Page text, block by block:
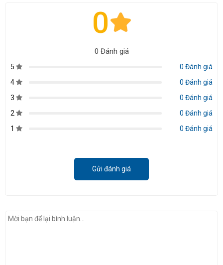
0
0 Đánh giá
5
0 Đánh giá
4
0 Đánh giá
3
0 Đánh giá
2
0 Đánh giá
1
0 Đánh giá
Gửi đánh giá